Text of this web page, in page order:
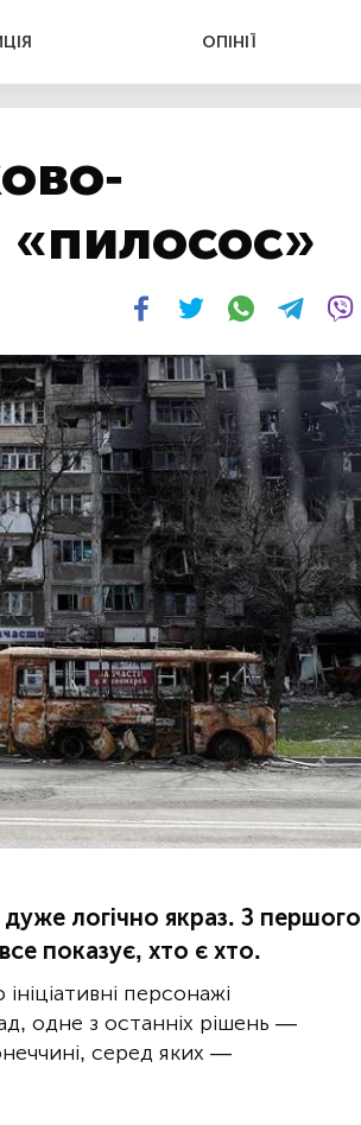
ОПІНІЇ
«пилосос»
логічно якраз. З першого
показує, хто є хто.
персонажі
одне з останніх рішень —
серед яких —